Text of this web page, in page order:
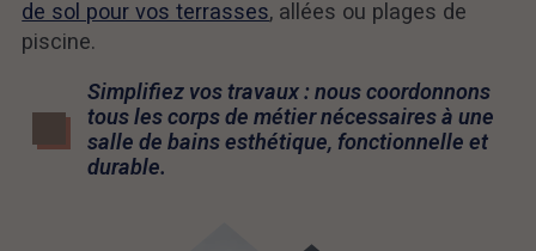
de sol pour vos terrasses, allées ou plages de
piscine.
Simplifiez vos travaux : nous coordonnons
tous les corps de métier nécessaires à une
salle de bains esthétique, fonctionnelle et
durable.